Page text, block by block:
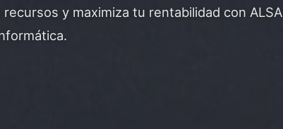
y maximiza tu rentabilidad con ALSA